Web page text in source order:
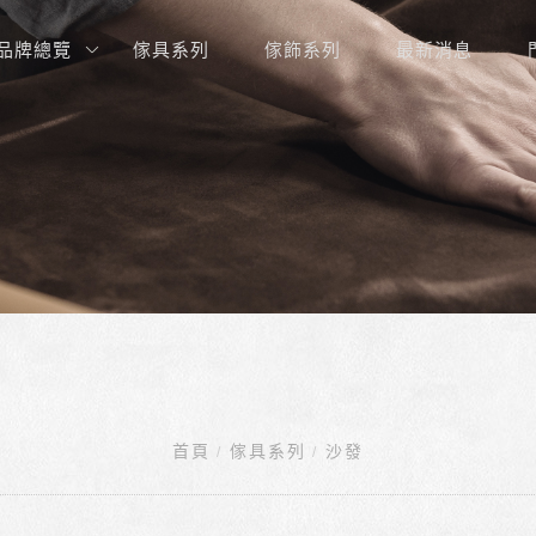
牌總覽 傢具系列 傢飾系列 最新消息
首頁 傢具系列 沙發